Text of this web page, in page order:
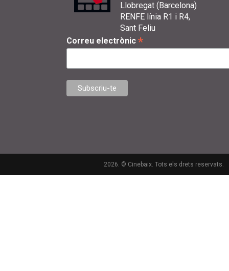
Llobregat (Barcelona)
RENFE línia R1 i R4,
Sant Feliu
Correu electrònic *
2026. © Cinebaix. Tots els drets reservats.